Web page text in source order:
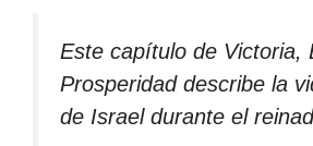
Este capítulo de Victoria,
Prosperidad describe la
de Israel durante el